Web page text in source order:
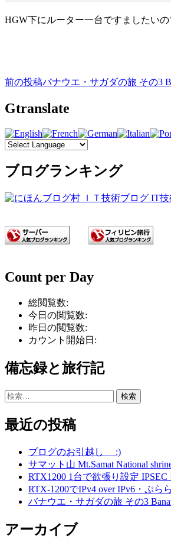
HGW下にルーター一台ですましたい
投
稿
ビ
ゲ
ー
シ
ン
前の投稿バナウエ・サガダの旅 その3
Gtranslate
ブログランキング
Count per Day
総閲覧数:
今日の閲覧数:
昨日の閲覧数:
カウント開始日:
備忘録と旅行記
検
最近の投稿
ブログのお引越し :)
サマット山 Mt.Samat National
RTX1200 1台で欲張り設定
RTX-1200でIPv4 over IPv6・ぷら
バナウエ・サガダの旅 その3
アーカイブ